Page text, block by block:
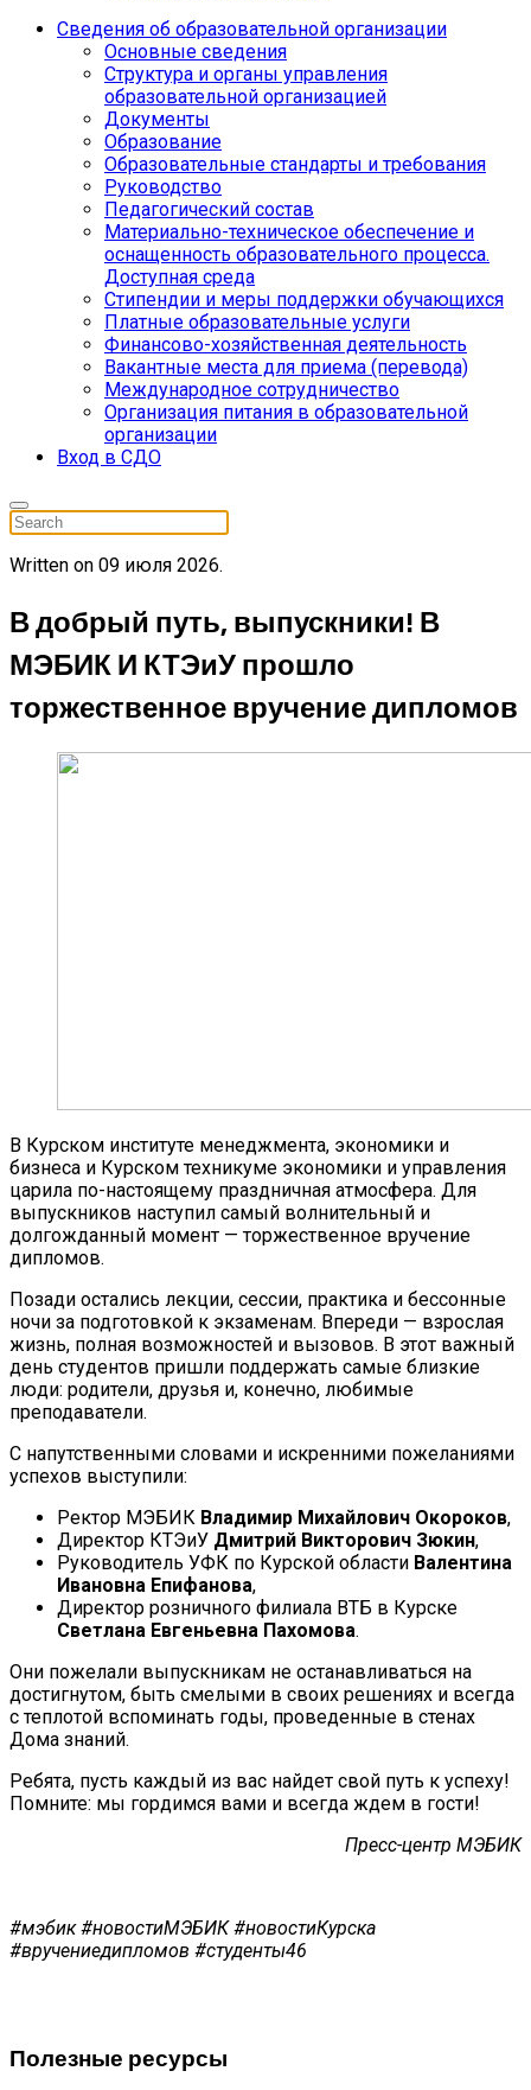
Сведения об образовательной организации
Основные сведения
Структура и органы управления
образовательной организацией
Документы
Образование
Образовательные стандарты и требования
Руководство
Педагогический состав
Материально-техническое обеспечение и
оснащенность образовательного процесса.
Доступная среда
Cтипендии и меры поддержки обучающихся
Платные образовательные услуги
Финансово-хозяйственная деятельность
Вакантные места для приема (перевода)
Международное сотрудничество
Организация питания в образовательной
организации
Вход в СДО
Written on 09 июля 2026.
В добрый путь, выпускники! В
МЭБИК И КТЭиУ прошло
торжественное вручение дипломов
В Курском институте менеджмента, экономики и
бизнеса и Курском техникуме экономики и управления
царила по-настоящему праздничная атмосфера. Для
выпускников наступил самый волнительный и
долгожданный момент — торжественное вручение
дипломов.
Позади остались лекции, сессии, практика и бессонные
ночи за подготовкой к экзаменам. Впереди — взрослая
жизнь, полная возможностей и вызовов. В этот важный
день студентов пришли поддержать самые близкие
люди: родители, друзья и, конечно, любимые
преподаватели.
С напутственными словами и искренними пожеланиями
успехов выступили:
Ректор МЭБИК Владимир Михайлович Окороков,
Директор КТЭиУ Дмитрий Викторович Зюкин,
Руководитель УФК по Курской области Валентина
Ивановна Епифанова,
Директор розничного филиала ВТБ в Курске
Светлана Евгеньевна Пахомова.
Они пожелали выпускникам не останавливаться на
достигнутом, быть смелыми в своих решениях и всегда
с теплотой вспоминать годы, проведенные в стенах
Дома знаний.
Ребята, пусть каждый из вас найдет свой путь к успеху!
Помните: мы гордимся вами и всегда ждем в гости!
Пресс-центр МЭБИК
#мэбик #новостиМЭБИК #новостиКурска
#вручениедипломов #студенты46
Полезные ресурсы